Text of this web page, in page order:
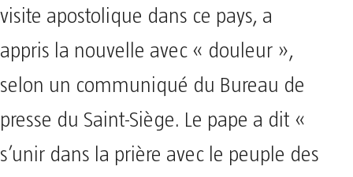
visite apostolique dans ce pays, a
appris la nouvelle avec « douleur »,
selon un communiqué du Bureau de
presse du Saint-Siège. Le pape a dit «
s’unir dans la prière avec le peuple des